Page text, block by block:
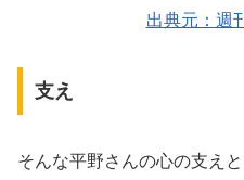
出典元：週
支え
そんな平野さんの心の支えと